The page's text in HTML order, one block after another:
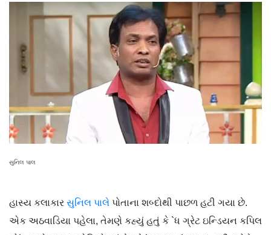
સુનિલ પાલ
હાસ્ય કલાકાર સુનિલ પાલે પોતાના શબ્દોથી પાછળ હટી ગયા છે.
એક અઠવાડિયા પહેલા, તેમણે કહ્યું હતું કે `ધ ગ્રેટ ઇન્ડિયન કપિલ